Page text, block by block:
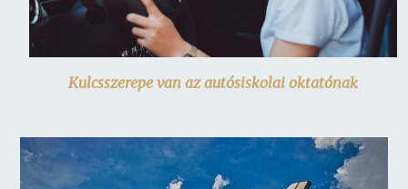
Kulcsszerepe van az autósiskolai oktatónak